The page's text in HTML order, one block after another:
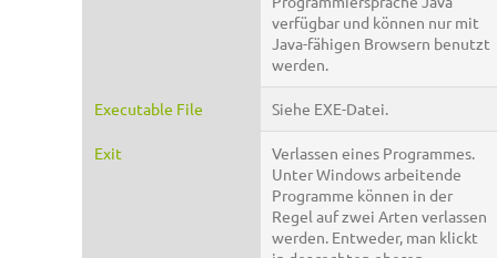
verfügbar und können nur mit
Java-fähigen Browsern benutzt
werden.
Executable File Siehe EXE-Datei.
Exit
Verlassen eines Programmes.
Unter Windows arbeitende
Programme können in der
Regel auf zwei Arten verlassen
werden. Entweder, man klickt